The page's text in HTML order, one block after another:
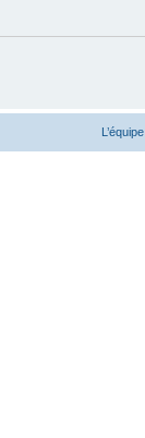
L’équipe